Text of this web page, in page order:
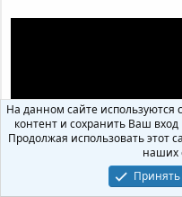
На данном сайте используются
контент и сохранить Ваш вход
Продолжая использовать этот
наших
Принять